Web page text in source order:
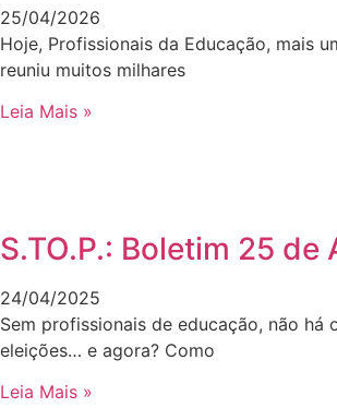
25/04/2026
Hoje, Profissionais da Educação, mais
reuniu muitos milhares
Leia Mais »
S.TO.P.: Boletim 25
24/04/2025
Sem profissionais de educação, não
eleições… e agora? Como
Leia Mais »